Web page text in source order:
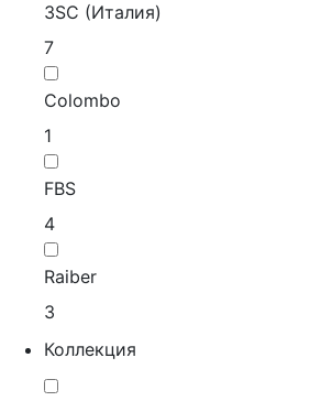
3SC (Италия)
7
Colombo
1
FBS
4
Raiber
3
Коллекция